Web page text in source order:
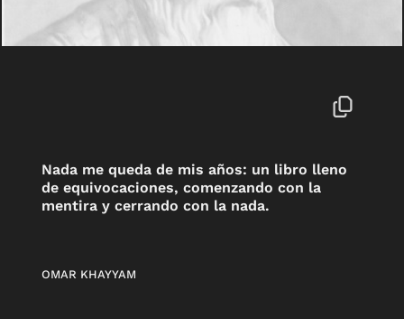
Nada me queda de mis años: un libro lleno
de equivocaciones, comenzando con la
mentira y cerrando con la nada.
OMAR KHAYYAM